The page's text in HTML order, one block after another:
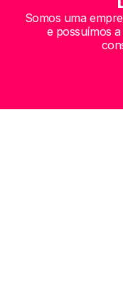
Somos uma
e possuímos